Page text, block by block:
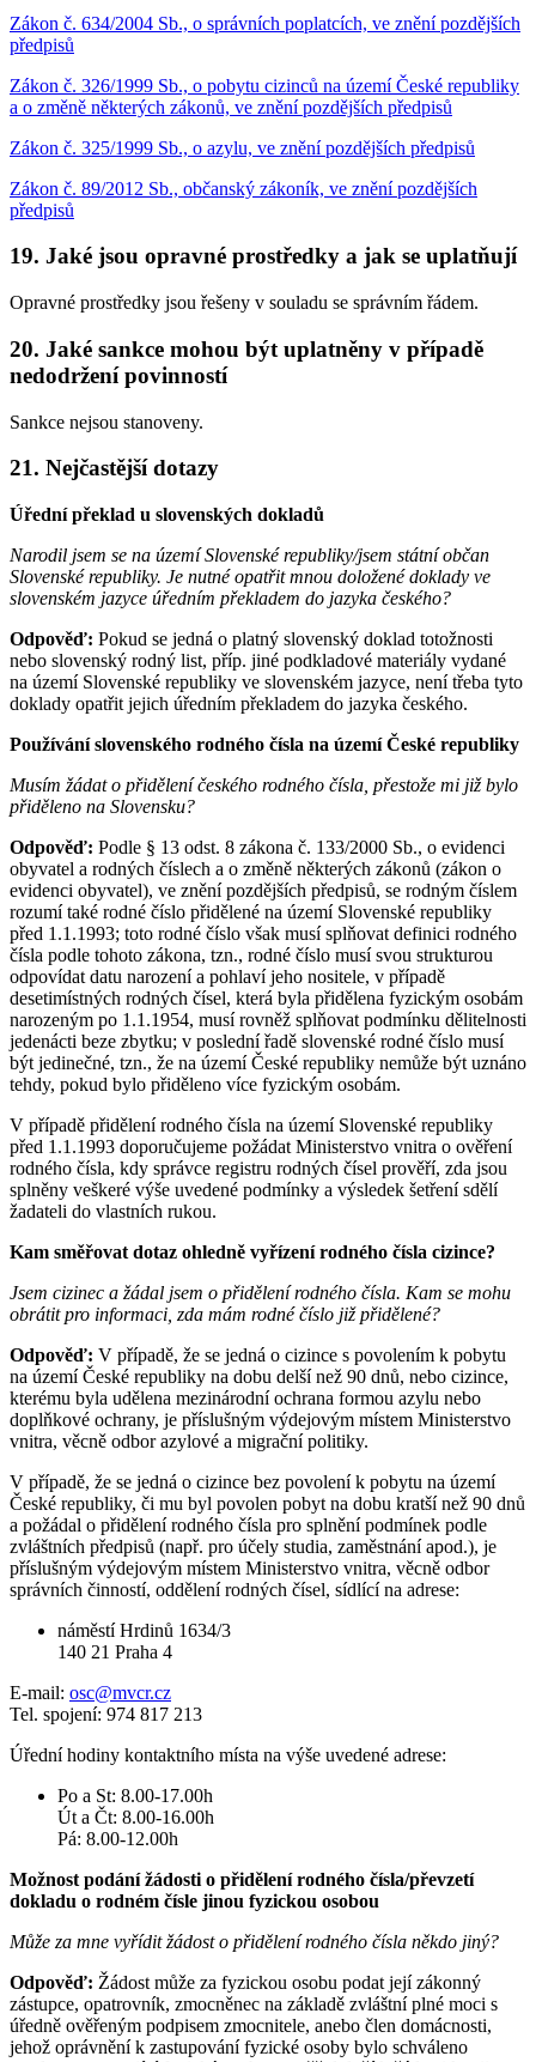
Zákon č. 634/2004 Sb., o správních poplatcích, ve znění pozdějších
předpisů
Zákon č. 326/1999 Sb., o pobytu cizinců na území České republiky
a o změně některých zákonů, ve znění pozdějších předpisů
Zákon č. 325/1999 Sb., o azylu, ve znění pozdějších předpisů
Zákon č. 89/2012 Sb., občanský zákoník, ve znění pozdějších
předpisů
19. Jaké jsou opravné prostředky a jak se uplatňují
Opravné prostředky jsou řešeny v souladu se správním řádem.
20. Jaké sankce mohou být uplatněny v případě
nedodržení povinností
Sankce nejsou stanoveny.
21. Nejčastější dotazy
Úřední překlad u slovenských dokladů
Narodil jsem se na území Slovenské republiky/jsem státní občan
Slovenské republiky. Je nutné opatřit mnou doložené doklady ve
slovenském jazyce úředním překladem do jazyka českého?
Odpověď: Pokud se jedná o platný slovenský doklad totožnosti
nebo slovenský rodný list, příp. jiné podkladové materiály vydané
na území Slovenské republiky ve slovenském jazyce, není třeba tyto
doklady opatřit jejich úředním překladem do jazyka českého.
Používání slovenského rodného čísla na území České republiky
Musím žádat o přidělení českého rodného čísla, přestože mi již bylo
přiděleno na Slovensku?
Odpověď: Podle § 13 odst. 8 zákona č. 133/2000 Sb., o evidenci
obyvatel a rodných číslech a o změně některých zákonů (zákon o
evidenci obyvatel), ve znění pozdějších předpisů, se rodným číslem
rozumí také rodné číslo přidělené na území Slovenské republiky
před 1.1.1993; toto rodné číslo však musí splňovat definici rodného
čísla podle tohoto zákona, tzn., rodné číslo musí svou strukturou
odpovídat datu narození a pohlaví jeho nositele, v případě
desetimístných rodných čísel, která byla přidělena fyzickým osobám
narozeným po 1.1.1954, musí rovněž splňovat podmínku dělitelnosti
jedenácti beze zbytku; v poslední řadě slovenské rodné číslo musí
být jedinečné, tzn., že na území České republiky nemůže být uznáno
tehdy, pokud bylo přiděleno více fyzickým osobám.
V případě přidělení rodného čísla na území Slovenské republiky
před 1.1.1993 doporučujeme požádat Ministerstvo vnitra o ověření
rodného čísla, kdy správce registru rodných čísel prověří, zda jsou
splněny veškeré výše uvedené podmínky a výsledek šetření sdělí
žadateli do vlastních rukou.
Kam směřovat dotaz ohledně vyřízení rodného čísla cizince?
Jsem cizinec a žádal jsem o přidělení rodného čísla. Kam se mohu
obrátit pro informaci, zda mám rodné číslo již přidělené?
Odpověď: V případě, že se jedná o cizince s povolením k pobytu
na území České republiky na dobu delší než 90 dnů, nebo cizince,
kterému byla udělena mezinárodní ochrana formou azylu nebo
doplňkové ochrany, je příslušným výdejovým místem Ministerstvo
vnitra, věcně odbor azylové a migrační politiky.
V případě, že se jedná o cizince bez povolení k pobytu na území
České republiky, či mu byl povolen pobyt na dobu kratší než 90 dnů
a požádal o přidělení rodného čísla pro splnění podmínek podle
zvláštních předpisů (např. pro účely studia, zaměstnání apod.), je
příslušným výdejovým místem Ministerstvo vnitra, věcně odbor
správních činností, oddělení rodných čísel, sídlící na adrese:
náměstí Hrdinů 1634/3
140 21 Praha 4
E-mail: osc@mvcr.cz
Tel. spojení: 974 817 213
Úřední hodiny kontaktního místa na výše uvedené adrese:
Po a St: 8.00-17.00h
Út a Čt: 8.00-16.00h
Pá: 8.00-12.00h
Možnost podání žádosti o přidělení rodného čísla/převzetí
dokladu o rodném čísle jinou fyzickou osobou
Může za mne vyřídit žádost o přidělení rodného čísla někdo jiný?
Odpověď: Žádost může za fyzickou osobu podat její zákonný
zástupce, opatrovník, zmocněnec na základě zvláštní plné moci s
úředně ověřeným podpisem zmocnitele, anebo člen domácnosti,
jehož oprávnění k zastupování fyzické osoby bylo schváleno